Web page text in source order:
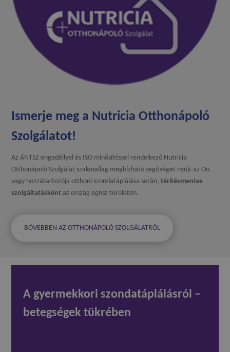
Ismerje meg a Nutricia Otthonápoló
Szolgálatot!
Az ÁNTSZ engedéllyel és ISO minősítéssel rendelkező Nutricia
Otthonápoló Szolgálat szakmailag megbízható segítséget nyújt az Ön
vagy hozzátartozója otthoni szondatáplálása során,térítésmentes
szolgáltatásként az ország egész területén.
BŐVEBBEN AZ OTTHONÁPOLÓ SZOLGÁLATRÓL
A gyermekkori szondatáplálásról –
betegségek tükrében